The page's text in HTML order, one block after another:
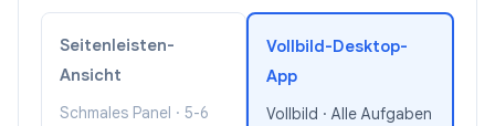
Seitenleisten-
Ansicht
Schmales Panel · 5-6
Vollbild-Desktop-
App
Vollbild · Alle Aufgaben